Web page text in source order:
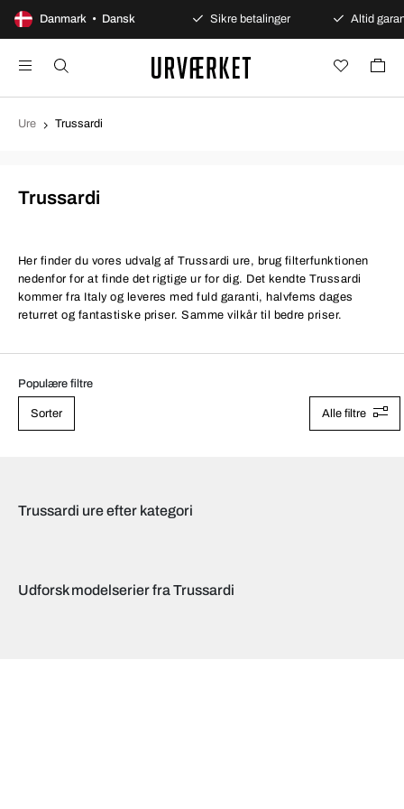
Danmark • Dansk
100 dages åbent køb Sikre betalinger Altid
Ure Trussardi
Trussardi
Her finder du vores udvalg af Trussardi ure, brug filterfunktionen
nedenfor for at finde det rigtige ur for dig. Det kendte Trussardi
kommer fra Italy og leveres med fuld garanti, halvfems dages
returret og fantastiske priser. Samme vilkår til bedre priser.
Populære filtre
Sorter Alle filtre
Trussardi ure efter kategori
Udforsk modelserier fra Trussardi